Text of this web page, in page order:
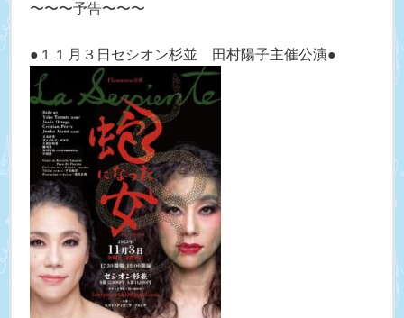
〜〜〜予告〜〜〜
●１１月３日セシオン杉並 田村陽子主催公演●